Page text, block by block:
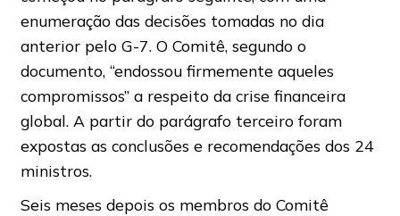
enumeração das decisões tomadas no dia
anterior pelo G-7. O Comitê, segundo o
documento, “endossou firmemente aqueles
compromissos” a respeito da crise financeira
global. A partir do parágrafo terceiro foram
expostas as conclusões e recomendações dos 24
ministros.
Seis meses depois os membros do Comitê